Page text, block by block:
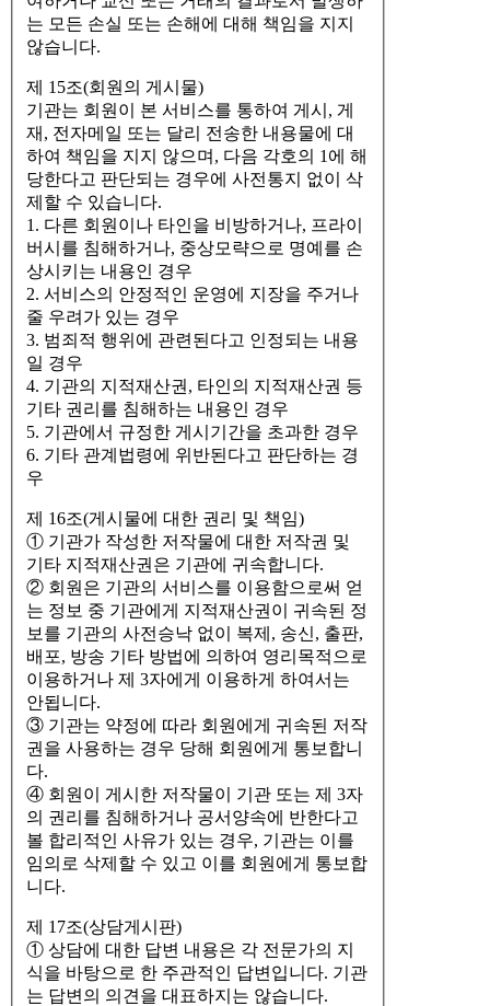
는 모든 손실 또는 손해에 대해 책임을 지지
않습니다.
제 15조(회원의 게시물)
기관는 회원이 본 서비스를 통하여 게시, 게
재, 전자메일 또는 달리 전송한 내용물에 대
하여 책임을 지지 않으며, 다음 각호의 1에 해
당한다고 판단되는 경우에 사전통지 없이 삭
제할 수 있습니다.
1. 다른 회원이나 타인을 비방하거나, 프라이
버시를 침해하거나, 중상모략으로 명예를 손
상시키는 내용인 경우
2. 서비스의 안정적인 운영에 지장을 주거나
줄 우려가 있는 경우
3. 범죄적 행위에 관련된다고 인정되는 내용
일 경우
4. 기관의 지적재산권, 타인의 지적재산권 등
기타 권리를 침해하는 내용인 경우
5. 기관에서 규정한 게시기간을 초과한 경우
6. 기타 관계법령에 위반된다고 판단하는 경
우
제 16조(게시물에 대한 권리 및 책임)
① 기관가 작성한 저작물에 대한 저작권 및
기타 지적재산권은 기관에 귀속합니다.
② 회원은 기관의 서비스를 이용함으로써 얻
는 정보 중 기관에게 지적재산권이 귀속된 정
보를 기관의 사전승낙 없이 복제, 송신, 출판,
배포, 방송 기타 방법에 의하여 영리목적으로
이용하거나 제 3자에게 이용하게 하여서는
안됩니다.
③ 기관는 약정에 따라 회원에게 귀속된 저작
권을 사용하는 경우 당해 회원에게 통보합니
다.
④ 회원이 게시한 저작물이 기관 또는 제 3자
의 권리를 침해하거나 공서양속에 반한다고
볼 합리적인 사유가 있는 경우, 기관는 이를
임의로 삭제할 수 있고 이를 회원에게 통보합
니다.
제 17조(상담게시판)
① 상담에 대한 답변 내용은 각 전문가의 지
식을 바탕으로 한 주관적인 답변입니다. 기관
는 답변의 의견을 대표하지는 않습니다.